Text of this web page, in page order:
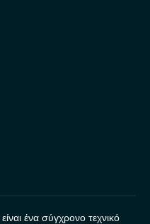
είναι ένα σύγχρονο τεχνικό